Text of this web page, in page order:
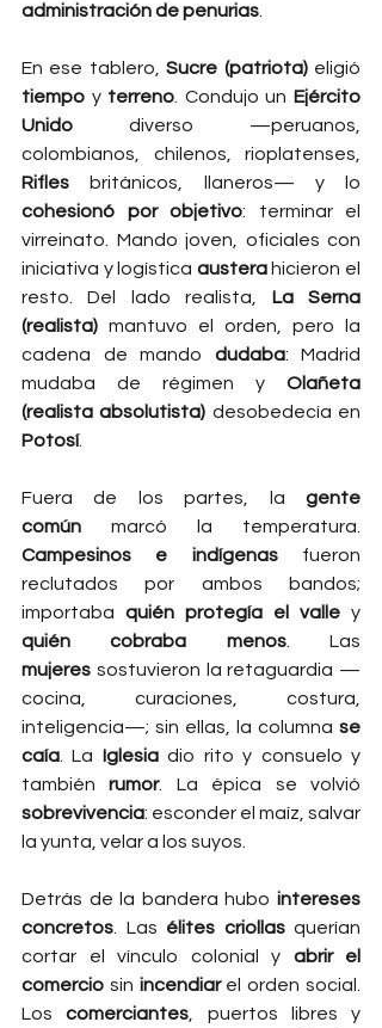
administración de penurias
En ese tablero, Sucre (patriota)
tiempo y terreno . Condujo un Ejército
Unido diverso —peruanos,
Rifles
cohesionó por objetivo: terminar el
virreinato. Mando joven, oficiales con
iniciativa y logística austera hicieron el
resto. Del lado realista, La Serna
(realista) mantuvo el orden, pero la
cadena de mando dudaba: Madrid
mudaba de régimen y Olañeta
(realista absolutista)
Potosí.
Fuera de los partes, la gente
común
Campesinos e indígenas fueron
reclutados por ambos bandos;
importaba quién protegía el valle
quién cobraba menos
mujeres sostuvieron la retaguardia —
cocina, curaciones, costura,
inteligencia—; sin ellas, la columna se
caía . La Iglesia dio rito y consuelo y
también rumor
sobrevivencia: esconder el maíz, salvar
la yunta, velar a los suyos.
Detrás de la bandera hubo intereses
concretos . Las élites criollas querían
cortar el vínculo colonial y abrir el
comercio sin incendiar el orden social.
Los comerciantes , puertos libres y